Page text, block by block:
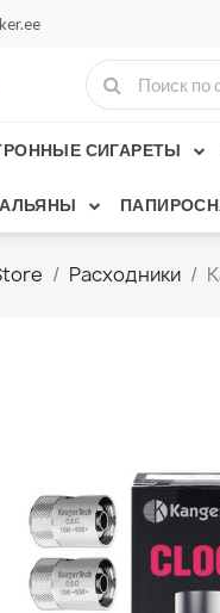
СИГАРЕТЫ
Расходники